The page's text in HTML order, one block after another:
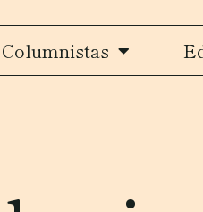
Columnistas